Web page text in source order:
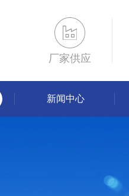
厂家供应
新闻中心